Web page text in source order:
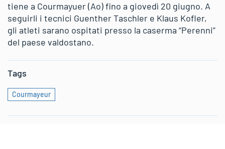
tiene a Courmayuer (Ao) fino a giovedì 20 giugno. A
seguirli i tecnici Guenther Taschler e Klaus Kofler,
gli atleti sarano ospitati presso la caserma “Perenni”
del paese valdostano.
Tags
Courmayeur